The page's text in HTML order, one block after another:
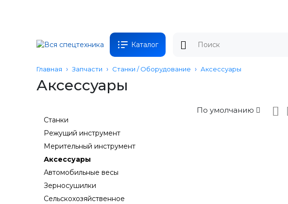
Каталог
Главная Запчасти Станки / Оборудование Аксессуары
Аксессуары
Станки
Режущий инструмент
Мерительный инструмент
Аксессуары
Автомобильные весы
Зерносушилки
Сельскохозяйственное
По умолчанию